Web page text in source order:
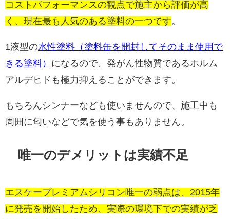
コストパフォーマンスの観点で施主から評価が高
く、現在最も人気のある塗料の一つです。
1液型の水性塗料（塗料缶を開封してそのまま使用で
きる塗料） になるので、発がん性物質であるホルム
アルデヒドも極力抑えることができます。
もちろんシンナーなども使いませんので、施工中も
周囲に匂いなどで気を使う事もありません。
唯一のデメリットは実績不足
エスケープレミアムシリコン唯一の弱点は、2015年
に発売を開始したため、実際の環境下での実績が乏